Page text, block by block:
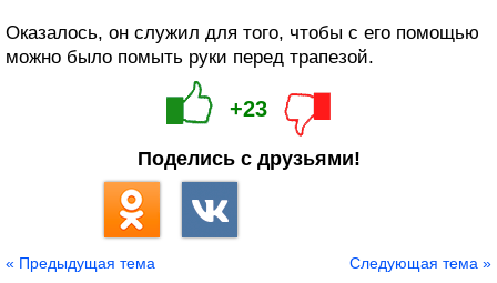
Оказалось, он служил для того, чтобы с его помощью
можно было помыть руки перед трапезой.
+23
Поделись с друзьями!
« Предыдущая тема Следующая тема »